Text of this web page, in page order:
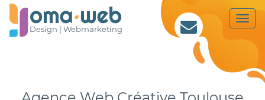
Design | Webmarketing